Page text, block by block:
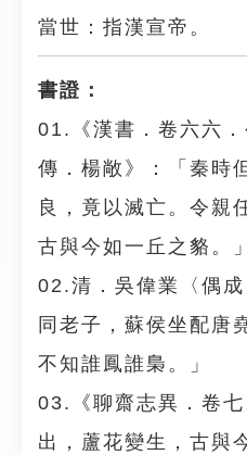
當世：指漢宣帝。
書證：
01.《漢書．卷六六
傳．楊敞》：「秦時
良，竟以滅亡。令親
古與今如一丘之貉。
02.清．吳偉業〈偶
同老子，蘇侯坐配唐
不知誰鳳誰梟。」
03.《聊齋志異．卷
出，蘆花變生，古與